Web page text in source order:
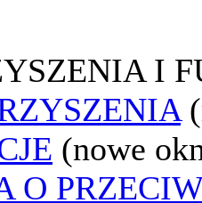
I
(nowe
O